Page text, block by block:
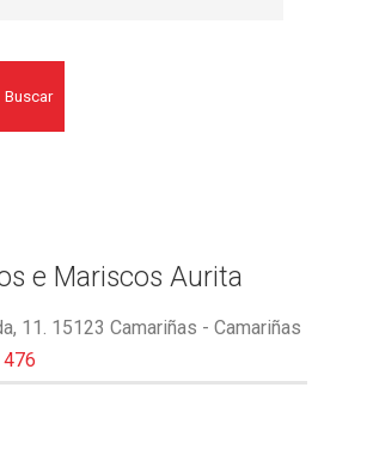
Buscar
e Mariscos Aurita
11. 15123 Camariñas - Camariñas